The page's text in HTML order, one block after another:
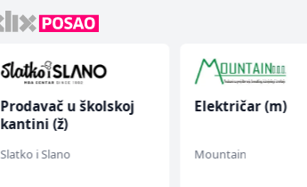
Prodavač u školskoj
kantini (ž)
Slatko i Slano
Električar (m)
Mountain